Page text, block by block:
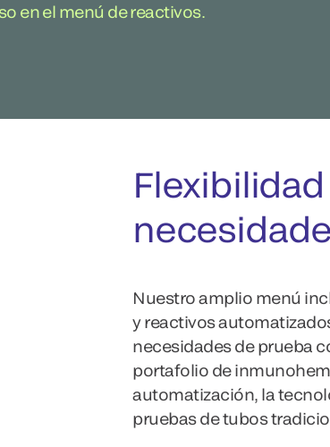
en el menú de reactivos.
Nuestro amplio menú
y reactivos
necesidades de prueba
portafolio de
automatización, la
pruebas de tubos